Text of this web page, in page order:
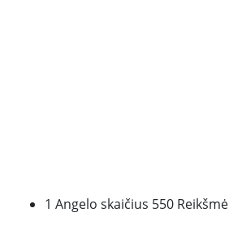
1 Angelo skaičius 550 Reikšmė